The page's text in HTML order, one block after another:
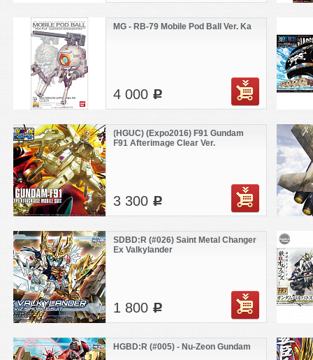
MG - RB-79 Mobile Pod Ball Ver. Ka
4 000 c
(HGUC) (Expo2016) F91 Gundam
F91 Afterimage Clear Ver.
3 300 c
SDBD:R (#026) Saint Metal Changer
Ex Valkylander
1 800 c
HGBD:R (#005) - Nu-Zeon Gundam